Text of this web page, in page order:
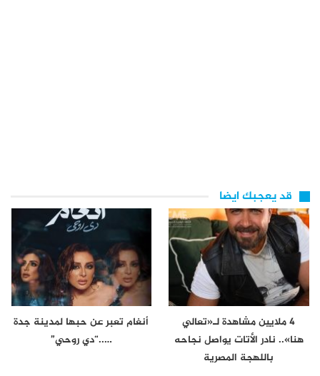
قد يعجبك ايضا
4 ملايين مشاهدة لـ«تعالي
هنا».. نادر الأتات يواصل نجاحه
باللهجة المصرية
أنغام تعبر عن حبها لمدينة جدة
…..“دي روحي”